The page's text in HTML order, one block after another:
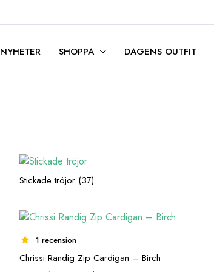
NYHETER SHOPPA DAGENS OUTFIT
Stickade tröjor (37)
1 recension
Chrissi Randig Zip Cardigan – Birch